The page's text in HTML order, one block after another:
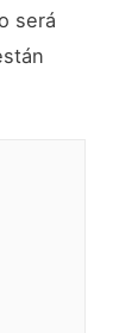
será